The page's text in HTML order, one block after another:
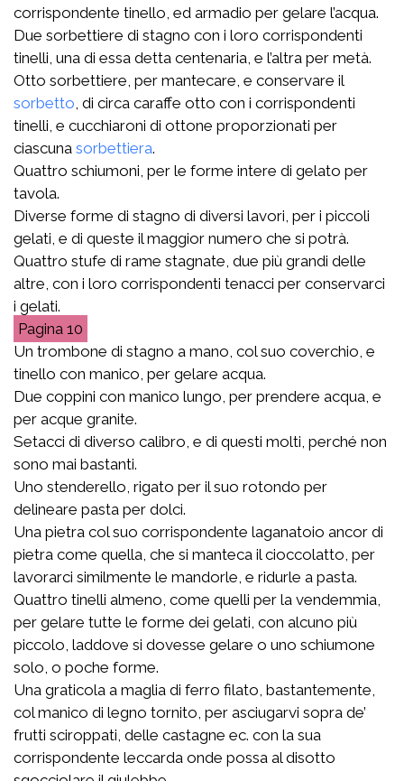
corrispondente tinello, ed armadio per gelare l’acqua.
Due sorbettiere di stagno con i loro corrispondenti
tinelli, una di essa detta centenaria, e l’altra per metà.
Otto sorbettiere, per mantecare, e conservare il
sorbetto , di circa caraffe otto con i corrispondenti
tinelli, e cucchiaroni di ottone proporzionati per
ciascuna sorbettiera.
Quattro schiumoni, per le forme intere di gelato per
tavola.
Diverse forme di stagno di diversi lavori, per i piccoli
gelati, e di queste il maggior numero che si potrà.
Quattro stufe di rame stagnate, due più grandi delle
altre, con i loro corrispondenti tenacci per conservarci
i gelati.
10
Un trombone di stagno a mano, col suo coverchio, e
tinello con manico, per gelare acqua.
Due coppini con manico lungo, per prendere acqua, e
per acque granite.
Setacci di diverso calibro, e di questi molti, perché non
sono mai bastanti.
Uno stenderello, rigato per il suo rotondo per
delineare pasta per dolci.
Una pietra col suo corrispondente laganatoio ancor di
pietra come quella, che si manteca il cioccolatto, per
lavorarci similmente le mandorle, e ridurle a pasta.
Quattro tinelli almeno, come quelli per la vendemmia,
per gelare tutte le forme dei gelati, con alcuno più
piccolo, laddove si dovesse gelare o uno schiumone
solo, o poche forme.
Una graticola a maglia di ferro filato, bastantemente,
col manico di legno tornito, per asciugarvi sopra de’
frutti sciroppati, delle castagne ec. con la sua
corrispondente leccarda onde possa al disotto